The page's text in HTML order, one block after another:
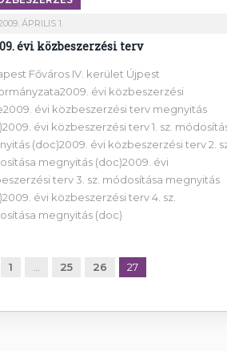
ÁPRILIS 1.
évi közbeszerzési terv
Főváros IV. kerület Újpest
évi közbeszerzési
évi közbeszerzési terv megnyitás
évi közbeszerzési terv 1. sz.
(doc)2009. évi közbeszerzési terv 2.
megnyitás (doc)2009. évi
terv 3. sz. módosítása megnyitás
évi közbeszerzési terv 4. sz.
megnyitás (doc)
1 25 26 27